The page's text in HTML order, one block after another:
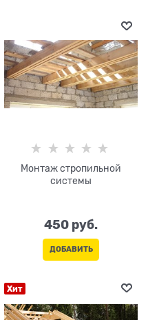
Монтаж стропильной
системы
450 руб.
ДОБАВИТЬ
Хит